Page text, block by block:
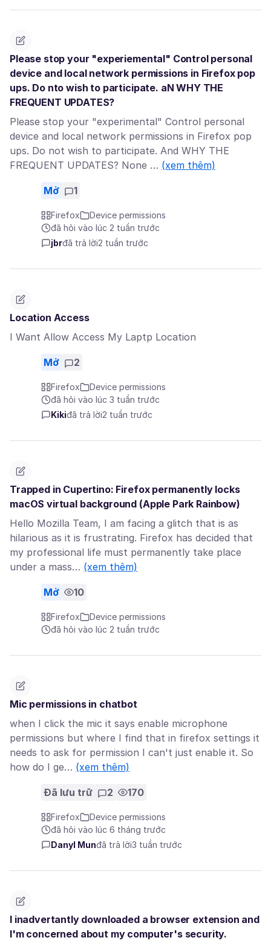
Please stop your "experiemental" Control personal
device and local network permissions in Firefox pop
ups. Do nto wish to participate. aN WHY THE
FREQUENT UPDATES?
Please stop your "experimental" Control personal
device and local network permissions in Firefox pop
ups. Do not wish to participate. And WHY THE
FREQUENT UPDATES? None … (xem thêm)
Mở 1
Firefox
Device permissions
đã hỏi vào lúc 2 tuần trước
jbrđã trả lời2 tuần trước
Location Access
I Want Allow Access My Laptp Location
Mở 2
Firefox
Device permissions
đã hỏi vào lúc 3 tuần trước
Kikiđã trả lời2 tuần trước
Trapped in Cupertino: Firefox permanently locks
macOS virtual background (Apple Park Rainbow)
Hello Mozilla Team, I am facing a glitch that is as
hilarious as it is frustrating. Firefox has decided that
my professional life must permanently take place
under a mass… (xem thêm)
Mở 10
Firefox
Device permissions
đã hỏi vào lúc 2 tuần trước
Mic permissions in chatbot
when I click the mic it says enable microphone
permissions but where I find that in firefox settings it
needs to ask for permission I can't just enable it. So
how do I ge… (xem thêm)
Đã lưu trữ 2 170
Firefox
Device permissions
đã hỏi vào lúc 6 tháng trước
Danyl Munđã trả lời3 tuần trước
I inadvertantly downloaded a browser extension and
I'm concerned about my computer's security.